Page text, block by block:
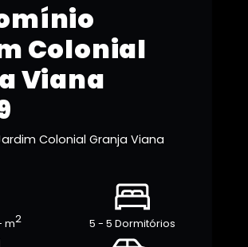
Colonial
Viana
Colonial Granja Viana
m2 5 - 5 Dormitórios